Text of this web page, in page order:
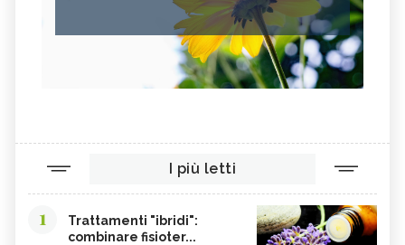
I più letti
1
Trattamenti "ibridi":
combinare fisioter...